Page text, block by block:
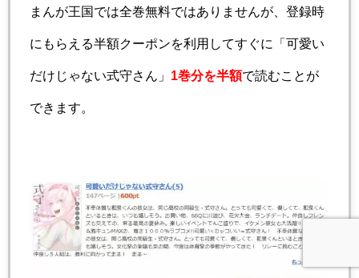
まんが王国では全巻無料ではありませんが、登録時
にもらえる半額クーポンを利用してすぐに「可愛い
だけじゃない式守さん」 1巻分を半額で読むことが
できます。